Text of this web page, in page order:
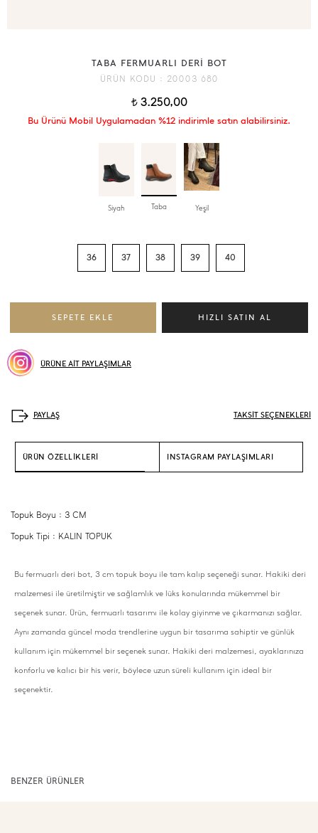
TABA FERMUARLI DERİ BOT
ÜRÜN KODU : 20003 680
t3.250,00
Bu Ürünü Mobil Uygulamadan %12 indirimle satın alabilirsiniz.
Siyah Taba Yeşil
36 37 38 39 40
ÜRÜNE AİT PAYLAŞIMLAR
TAKSİT SEÇENEKLERİ
ÜRÜN ÖZELLİKLERİ INSTAGRAM PAYLAŞIMLARI
Topuk Boyu : 3 CM
Topuk Tipi : KALIN TOPUK
Bu fermuarlı deri bot, 3 cm topuk boyu ile tam kalıp seçeneği sunar. Hakiki deri
malzemesi ile üretilmiştir ve sağlamlık ve lüks konularında mükemmel bir
seçenek sunar. Ürün, fermuarlı tasarımı ile kolay giyinme ve çıkarmanızı sağlar.
Aynı zamanda güncel moda trendlerine uygun bir tasarıma sahiptir ve günlük
kullanım için mükemmel bir seçenek sunar. Hakiki deri malzemesi, ayaklarınıza
konforlu ve kalıcı bir his verir, böylece uzun süreli kullanım için ideal bir
seçenektir.
BENZER ÜRÜNLER